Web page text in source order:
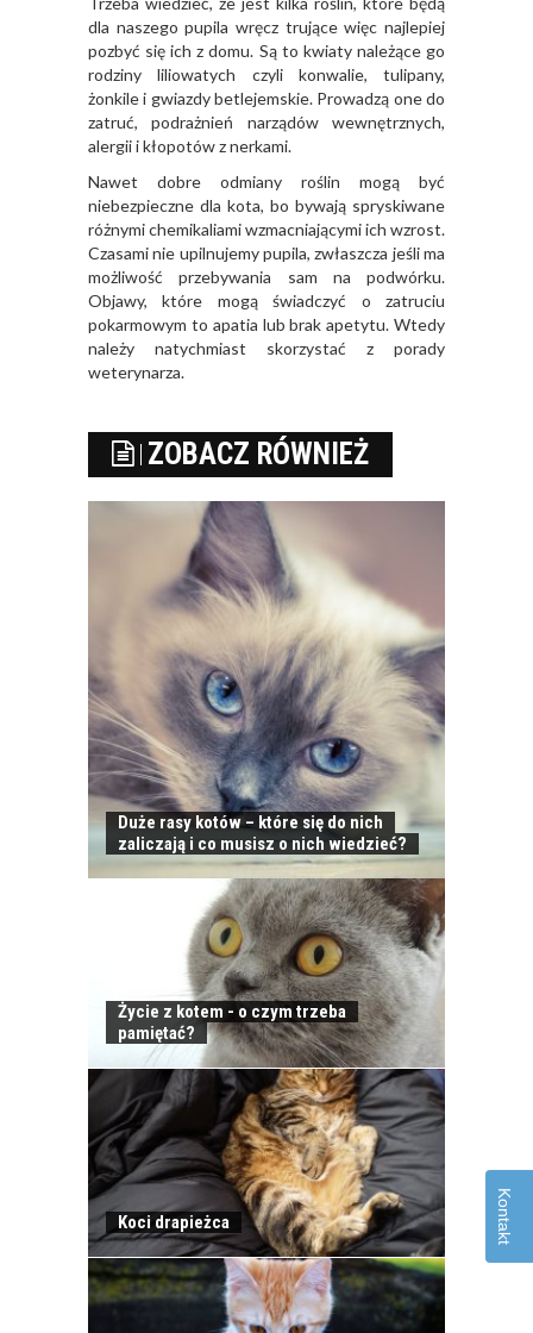
dla naszego pupila wręcz trujące więc najlepiej
pozbyć się ich z domu. Są to kwiaty należące go
rodziny liliowatych czyli konwalie, tulipany,
żonkile i gwiazdy betlejemskie. Prowadzą one do
zatruć, podrażnień narządów wewnętrznych,
alergii i kłopotów z nerkami.
Nawet dobre odmiany roślin mogą być
niebezpieczne dla kota, bo bywają spryskiwane
różnymi chemikaliami wzmacniającymi ich wzrost.
Czasami nie upilnujemy pupila, zwłaszcza jeśli ma
możliwość przebywania sam na podwórku.
Objawy, które mogą świadczyć o zatruciu
pokarmowym to apatia lub brak apetytu. Wtedy
należy natychmiast skorzystać z porady
weterynarza.
ZOBACZ RÓWNIEŻ
Duże rasy kotów – które się do nich
zaliczają i co musisz o nich wiedzieć?
Życie z kotem - o czym trzeba
pamiętać?
Koci drapieżca
OPIEKA NAD KOTEM
PODCZAS
NIEOBECNOŚCI W
DOMU
KLESZCZE U KOTÓW Kontakt